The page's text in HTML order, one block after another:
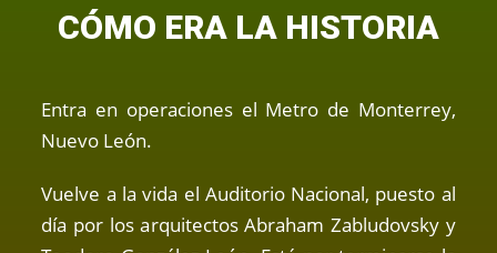
CÓMO ERA LA HISTORIA
Entra en operaciones el Metro de Monterrey,
Nuevo León.
Vuelve a la vida el Auditorio Nacional, puesto al
día por los arquitectos Abraham Zabludovsky y